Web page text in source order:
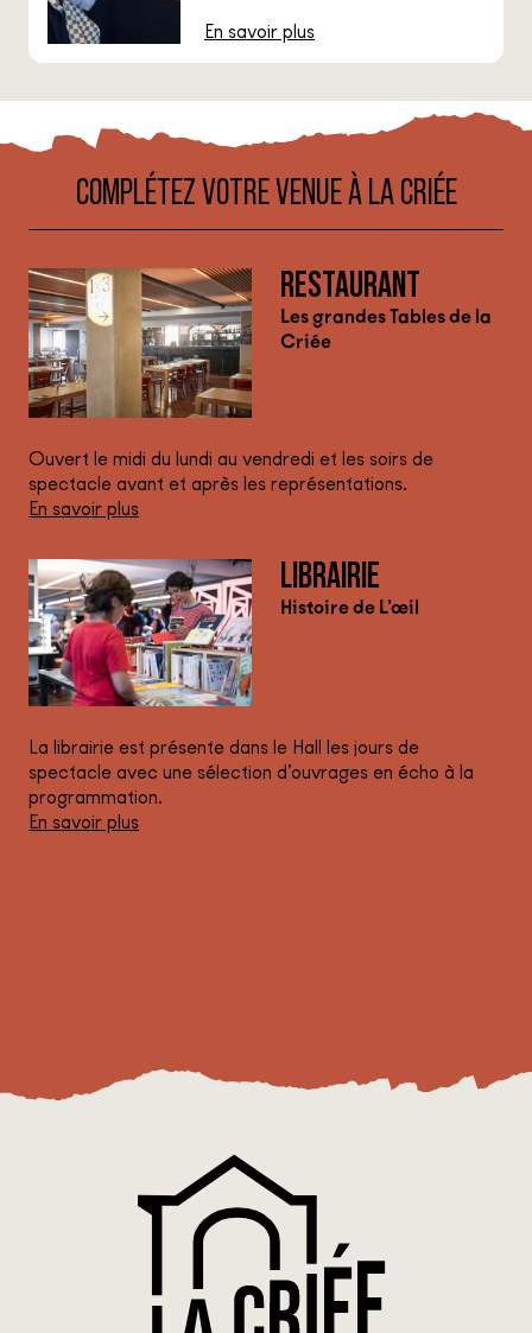
En savoir plus
COMPLÉTEZ VOTRE VENUE À LA CRIÉE
RESTAURANT
Les grandes Tables de la
Criée
Ouvert le midi du lundi au vendredi et les soirs de
spectacle avant et après les représentations.
En savoir plus
LIBRAIRIE
Histoire de L’œil
La librairie est présente dans le Hall les jours de
spectacle avec une sélection d’ouvrages en écho à la
programmation.
En savoir plus